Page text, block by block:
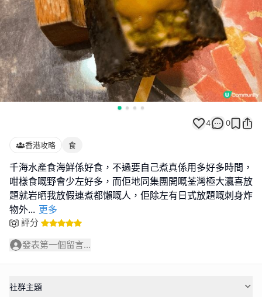
4 0
香港攻略 食
千海水產食海鮮係好食，不過要自己煮真係用多好多時間，
咁樣食嘅野會少左好多，而佢地同集團開嘅荃灣極大瀛喜放
題就岩晒我放假連煮都懶嘅人，佢除左有日式放題嘅刺身炸
物外... 更多
評分
發表第一個留言...
社群主題